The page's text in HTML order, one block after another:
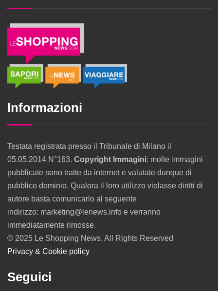
Informazioni
Testata registrata presso il Tribunale di Milano il
05.05.2014 N°163. Copyright Immagini: molte immagini
pubblicate sono tratte da internet e valutate dunque di
pubblico dominio. Qualora il loro utilizzo violasse diritti di
autore basta comunicarlo al seguente
indirizzo: marketing@lenews.info e verranno
immediatamente rimosse.
© 2025 Le Shopping News. All Rights Reserved
Privacy & Cookie policy
Seguici